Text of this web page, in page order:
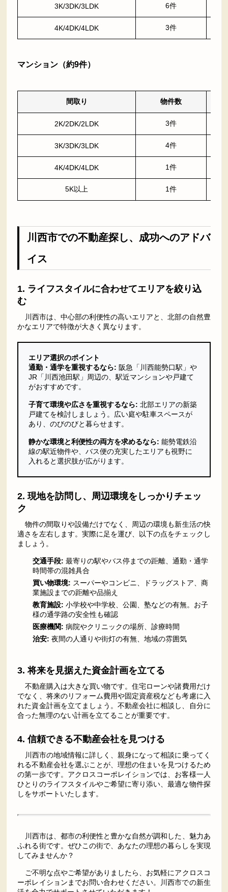
3K/3DK/3LDK 6件
4K/4DK/4LDK 3件
マンション（約9件）
間取り 物件数
2K/2DK/2LDK 3件
3K/3DK/3LDK 4件
4K/4DK/4LDK 1件
5K以上 1件
川西市での不動産探し、成功へのアドバ
イス
1. ライフスタイルに合わせてエリアを絞り込
む
川西市は、中心部の利便性の高いエリアと、北部の自然豊
かなエリアで特徴が大きく異なります。
エリア選択のポイント
通勤・通学を重視するなら: 阪急「川西能勢口駅」や
JR「川西池田駅」周辺の、駅近マンションや戸建て
がおすすめです。
子育て環境や広さを重視するなら: 北部エリアの新築
戸建てを検討しましょう。広い庭や駐車スペースが
あり、のびのびと暮らせます。
静かな環境と利便性の両方を求めるなら: 能勢電鉄沿
線の駅近物件や、バス便の充実したエリアも視野に
入れると選択肢が広がります。
2. 現地を訪問し、周辺環境をしっかりチェッ
ク
物件の間取りや設備だけでなく、周辺の環境も新生活の快
適さを左右します。実際に足を運び、以下の点をチェックし
ましょう。
交通手段: 最寄りの駅やバス停までの距離、通勤・通学
時間帯の混雑具合
買い物環境: スーパーやコンビニ、ドラッグストア、商
業施設までの距離や品揃え
教育施設: 小学校や中学校、公園、塾などの有無。お子
様の通学路の安全性も確認
医療機関: 病院やクリニックの場所、診療時間
治安: 夜間の人通りや街灯の有無、地域の雰囲気
3. 将来を見据えた資金計画を立てる
不動産購入は大きな買い物です。住宅ローンや諸費用だけ
でなく、将来のリフォーム費用や固定資産税なども考慮に入
れた資金計画を立てましょう。不動産会社に相談し、自分に
合った無理のない計画を立てることが重要です。
4. 信頼できる不動産会社を見つける
川西市の地域情報に詳しく、親身になって相談に乗ってく
れる不動産会社を選ぶことが、理想の住まいを見つけるため
の第一歩です。アクロスコーポレイションでは、お客様一人
ひとりのライフスタイルやご希望に寄り添い、最適な物件探
しをサポートいたします。
川西市は、都市の利便性と豊かな自然が調和した、魅力あ
ふれる街です。ぜひこの街で、あなたの理想の暮らしを実現
してみませんか？
ご不明な点やご希望がありましたら、お気軽にアクロスコ
ーポレイションまでお問い合わせください。川西市での新生